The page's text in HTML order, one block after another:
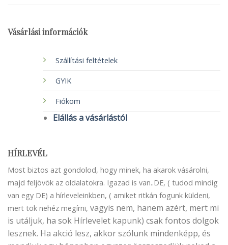
Vásárlási információk
Szállítási feltételek
GYIK
Fiókom
Elállás a vásárlástól
HÍRLEVÉL
Most biztos azt gondolod, hogy minek, ha akarok vásárolni,
majd feljövök az oldalatokra. Igazad is van..DE, ( tudod mindig
van egy DE) a hírleveleinkben, ( amiket ritkán fogunk küldeni,
mert tök nehéz megírni, vagyis nem, hanem azért, mert mi
is utáljuk, ha sok Hírlevelet kapunk) csak fontos dolgok
lesznek. Ha akció lesz, akkor szólunk mindenképp, és